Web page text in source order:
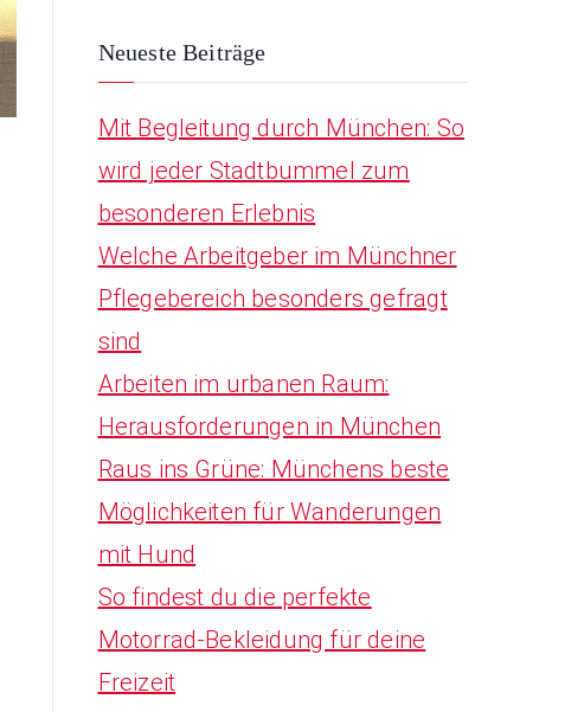
Neueste Beiträge
Mit Begleitung durch München: So
wird jeder Stadtbummel zum
besonderen Erlebnis
Welche Arbeitgeber im Münchner
Pflegebereich besonders gefragt
sind
Arbeiten im urbanen Raum:
Herausforderungen in München
Raus ins Grüne: Münchens beste
Möglichkeiten für Wanderungen
mit Hund
So findest du die perfekte
Motorrad-Bekleidung für deine
Freizeit